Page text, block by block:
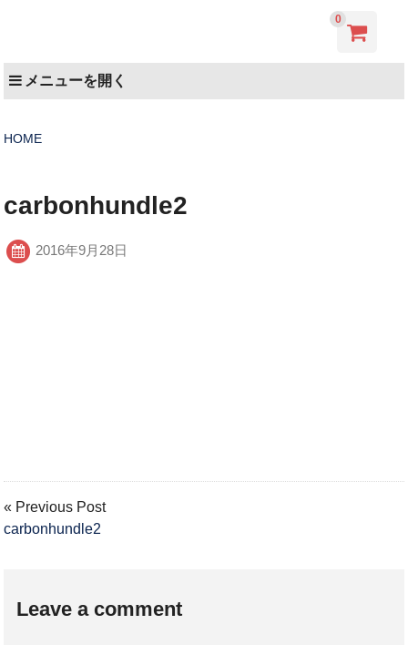
0
メニューを開く
HOME
carbonhundle2
2016年9月28日
« Previous Post
carbonhundle2
Leave a comment